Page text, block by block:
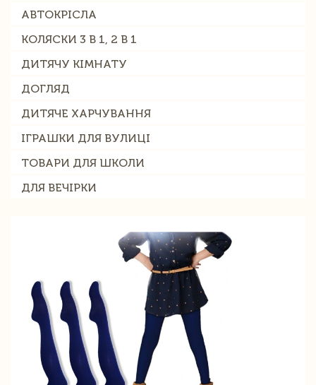
АВТОКРІСЛА
КОЛЯСКИ 3 В 1, 2 В 1
ДИТЯЧУ КІМНАТУ
ДОГЛЯД
ДИТЯЧЕ ХАРЧУВАННЯ
ІГРАШКИ ДЛЯ ВУЛИЦІ
ТОВАРИ ДЛЯ ШКОЛИ
ДЛЯ ВЕЧІРКИ